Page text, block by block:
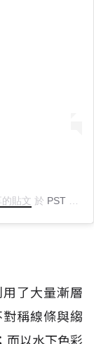
貼文 於 PST 2019 年 1月 月 23 日 上午 11:08
了大量漸層
稱線條與縐